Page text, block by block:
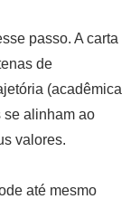
passo. A carta
de
(acadêmica
se alinham ao
valores.
até mesmo